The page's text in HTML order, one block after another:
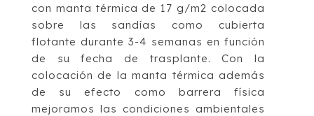
con manta térmica de 17 g/m2 colocada
sobre las sandías como cubierta
flotante durante 3-4 semanas en función
de su fecha de trasplante. Con la
colocación de la manta térmica además
de su efecto como barrera física
mejoramos las condiciones ambientales